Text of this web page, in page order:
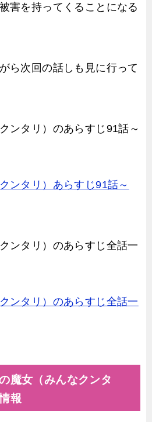
害を持ってくることになる
ら次回の話しも見に行って
ンタリ）のあらすじ91話～
ンタリ）あらすじ91話～
ンタリ）のあらすじ全話一
ンタリ）のあらすじ全話一
魔女（みんなクンタ
報